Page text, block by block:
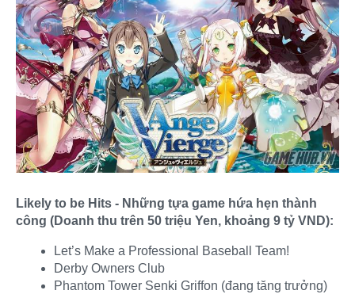
Likely to be Hits - Những tựa game hứa hẹn thành
công (Doanh thu trên 50 triệu Yen, khoảng 9 tỷ VND):
Let’s Make a Professional Baseball Team!
Derby Owners Club
Phantom Tower Senki Griffon (đang tăng trưởng)